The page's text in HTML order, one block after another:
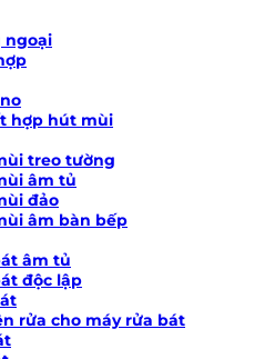
ngoại
hợp hút mùi
treo tường
âm tủ
đảo
âm bàn bếp
âm tủ
độc lập
rửa cho máy rửa bát